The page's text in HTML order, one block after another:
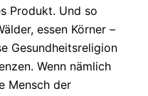
Produkt. Und so
essen Körner –
Gesundheitsreligion
Wenn nämlich
Mensch der